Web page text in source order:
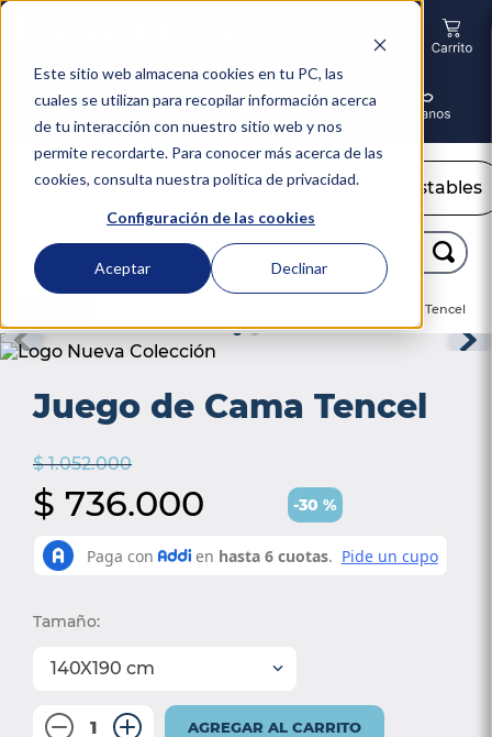
Este sitio web almacena cookies en tu PC, las
cuales se utilizan para recopilar información acerca
de tu interacción con nuestro sitio web y nos
permite recordarte. Para conocer más acerca de las
cookies, consulta nuestra política de privacidad.
Configuración de las cookies
Aceptar Declinar
Colchones Camas Camas Ajustables
Buscar...
Juego de Cama Tencel
Juego de Cama Tencel
$ 1.052.000
$ 736.000 -30 %
Tamaño:
140X190 cm
＋
－ AGREGAR AL CARRITO
3. sealy
5. coolmax
7 smart